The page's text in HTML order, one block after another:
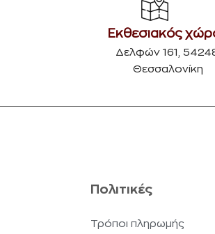
Εκθεσιακός
Δελφών 161,
Θεσσαλονίκη
Πολιτικές
Τρόποι πληρωμής